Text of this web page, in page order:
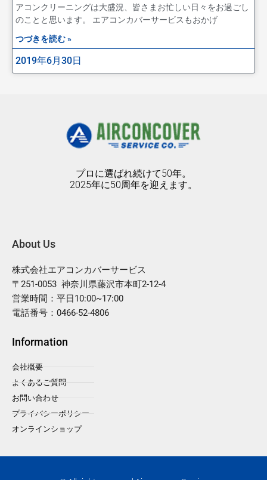
アコンクリーニングは大盛況、皆さまお忙しい日々をお過ごし
のことと思います。 エアコンカバーサービスもおかげ
つづきを読む »
2019年6月30日
プロに選ばれ続けて50年。
2025年に50周年を迎えます。
About Us
株式会社エアコンカバーサービス
〒251-0053 神奈川県藤沢市本町2-12-4
営業時間：平日10:00~17:00
電話番号：0466-52-4806
Information
会社概要
よくあるご質問
お問い合わせ
プライバシーポリシー
オンラインショップ